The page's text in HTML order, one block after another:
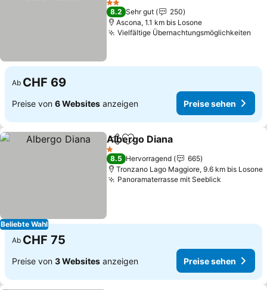
2 Sterne
8.2 Sehr gut
250
Ascona, 1.1 km bis Losone
Vielfältige Übernachtungsmöglichkeiten
Ab CHF 69
Preise von 6 Websites anzeigen Preise sehen
Beliebte Wahl
TeilenZu Favoriten hinzufügen
Albergo Diana
1 Sterne
8.5 Hervorragend
665
Tronzano Lago Maggiore, 9.6 km bis Losone
Panoramaterrasse mit Seeblick
Ab CHF 75
Preise von 3 Websites anzeigen Preise sehen